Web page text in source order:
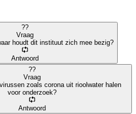
??
Vraag
houdt dit instituut zich mee bezig?
Antwoord
??
Vraag
zoals corona uit rioolwater halen
voor onderzoek?
Antwoord